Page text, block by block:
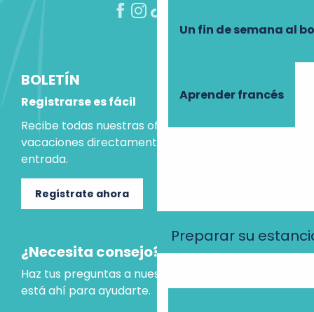
Un fin de semana al
Aprender francés
Preparar su
BOLETÍN
Registrarse es fácil
Recibe todas nuestras ofertas e ideas para las
vacaciones directamente en tu bandeja de
entrada.
Regístrate ahora
¿Necesita consejo?
Haz tus preguntas a nuestro asistente virtual, que
está ahí para ayudarte.